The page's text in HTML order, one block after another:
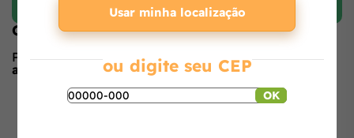
Opiniões de quem comprou o produto
Produto ainda sem avaliações,
seja o primeiro a
avaliar
no formulário ao lado.
O que os outros estão vendo
Usar minha localização
ou digite seu CEP
OK